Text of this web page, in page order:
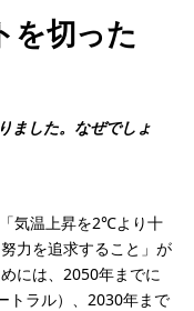
を切った
ました。なぜでしょ
気温上昇を2℃より十
力を追求すること」が
には、2050年までに
トラル）、2030年まで